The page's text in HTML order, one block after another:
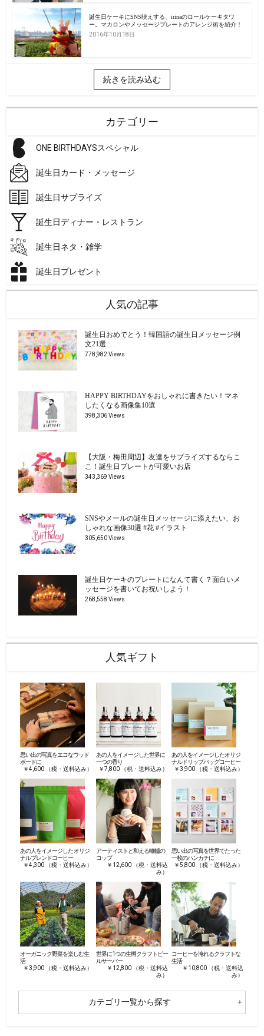
誕生日ケーキにSNS映えする、irinaのロールケーキタワ
ー。マカロンやメッセージプレートのアレンジ術を紹介！
2016年10月18日
続きを読み込む
カテゴリー
ONE BIRTHDAYSスペシャル
誕生日カード・メッセージ
誕生日サプライズ
誕生日ディナー・レストラン
誕生日ネタ・雑学
誕生日プレゼント
人気の記事
誕生日おめでとう！韓国語の誕生日メッセージ例
文21選
778,982 Views
HAPPY BIRTHDAYをおしゃれに書きたい！マネ
したくなる画像集10選
398,306 Views
【大阪・梅田周辺】友達をサプライズするならこ
こ！誕生日プレートが可愛いお店
343,369 Views
SNSやメールの誕生日メッセージに添えたい、お
しゃれな画像30選 #花 #イラスト
305,650 Views
誕生日ケーキのプレートになんて書く？面白いメ
ッセージを書いてお祝いしよう！
268,558 Views
人気ギフト
思い出の写真をエコなウッド
ボードに
￥4,600 （税・送料込み）
あの人をイメージした世界に
一つの香り
￥7,800 （税・送料込み）
あの人をイメージしたオリジ
ナルドリップバッグコーヒー
￥3,900 （税・送料込み）
あの人をイメージした オリジ
ナルブレンドコーヒー
￥4,300 （税・送料込み）
アーティストと和える轆轤の
コップ
￥12,600 （税・送料込
み）
思い出の写真を世界でたった
一枚のハンカチに
￥5,800 （税・送料込み）
オーガニック野菜を楽しむ生
活
￥3,900 （税・送料込み）
世界に1つの生樽クラフトビー
ルサーバー
￥12,800 （税・送料込
み）
コーヒーを淹れるクラフトな
生活
￥10,800 （税・送料込
み）
カテゴリ一覧から探す